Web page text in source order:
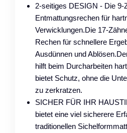
2-seitiges DESIGN - Die 9-
Entmattungsrechen für
Verwicklungen.Die 17-
Rechen für schnellere
Ausdünnen und
hilft beim Durcharbeiten
bietet Schutz, ohne die
zu zerkratzen.
SICHER FÜR IHR
bietet eine viel sicherere
traditionellen